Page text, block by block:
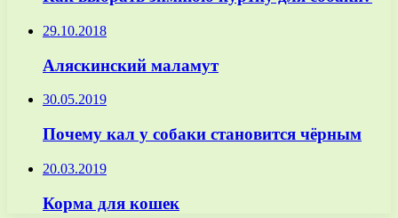
29.10.2018
Аляскинский маламут
30.05.2019
Почему кал у собаки становится чёрным
20.03.2019
Корма для кошек